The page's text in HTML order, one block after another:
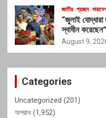
জাতীয় প্রচ্ছদ
“জুলাই
স্বাধীন করেছেন”
গণপূর্তমন্ত্রীর
August 9,
Categories
Uncategorized (201)
অপরাধ (1,952)